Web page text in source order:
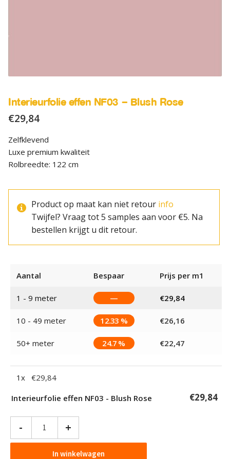
Interieurfolie effen NF03 – Blush Rose
€29,84
Zelfklevend
Luxe premium kwaliteit
Rolbreedte: 122 cm
Product op maat kan niet retour info
Twijfel? Vraag tot 5 samples aan voor €5. Na
bestellen krijgt u dit retour.
Aantal Bespaar Prijs per m1
1 - 9 meter — €29,84
10 - 49 meter 12.33 % €26,16
50+ meter 24.7 % €22,47
1 x €29,84
Interieurfolie effen NF03 - Blush Rose
€29,84
-
NF03
+
In winkelwagen